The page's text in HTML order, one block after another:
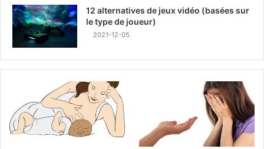
12 alternatives de jeux vidéo (basées sur
le type de joueur)
2021-12-05